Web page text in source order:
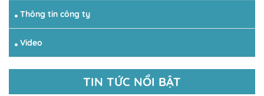
Thông tin công ty
Video
TIN TỨC NỔI BẬT